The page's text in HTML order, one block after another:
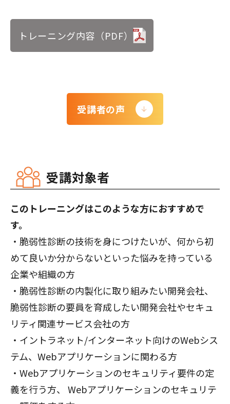
トレーニング内容（PDF）
受講者の声
受講対象者
このトレーニングはこのような方におすすめで
す。
・脆弱性診断の技術を身につけたいが、何から初
めて良いか分からないといった悩みを持っている
企業や組織の方
・脆弱性診断の内製化に取り組みたい開発会社、
脆弱性診断の要員を育成したい開発会社やセキュ
リティ関連サービス会社の方
・イントラネット/インターネット向けのWebシス
テム、Webアプリケーションに関わる方
・Webアプリケーションのセキュリティ要件の定
義を行う方、 Webアプリケーションのセキュリテ